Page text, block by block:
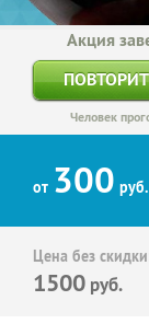
Акция
Человек
от 300 руб.
Цена без
1500 руб.